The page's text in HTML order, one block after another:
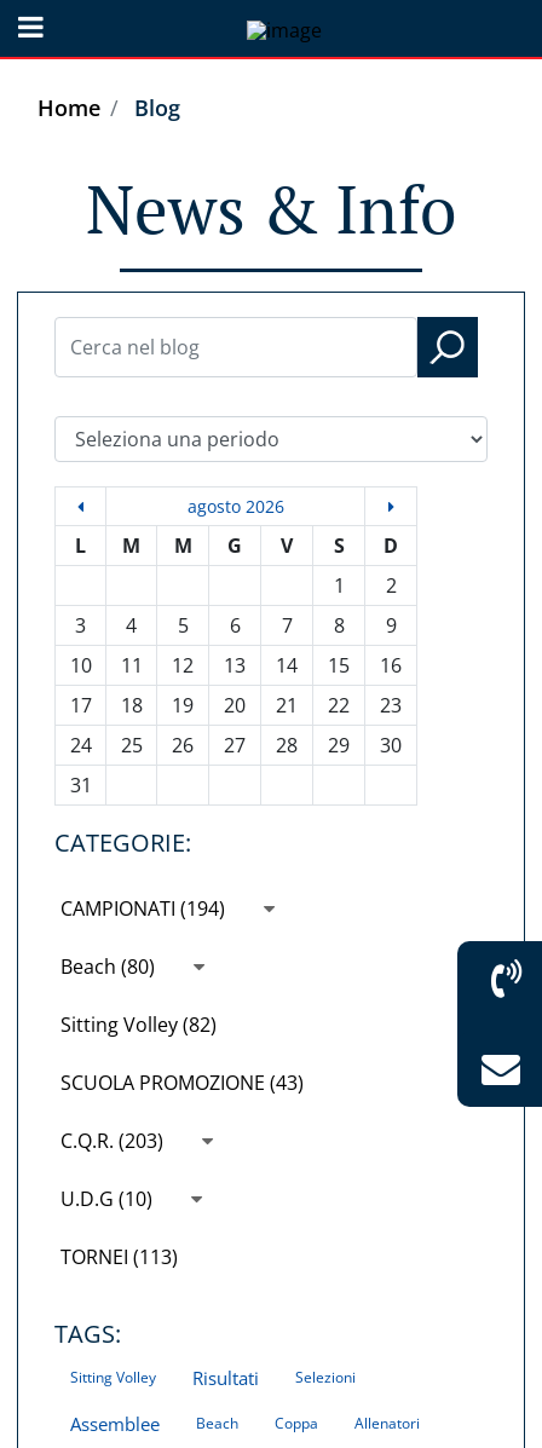
Open menu
Home Blog
News & Info
Seleziona una periodo
agosto 2026
L M M G V S
D
1
2
3
4 5 6 7 8
9
10
11 12 13 14 15
16
17
18 19 20 21 22
23
24
25 26 27 28 29
30
31
CATEGORIE:
CAMPIONATI (194)
Beach (80)
Sitting Volley (82)
SCUOLA PROMOZIONE (43)
C.Q.R. (203)
U.D.G (10)
TORNEI (113)
TAGS:
Sitting Volley Risultati Selezioni
Assemblee Beach Coppa Allenatori